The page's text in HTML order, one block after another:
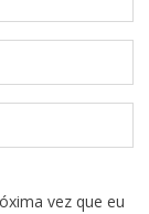
vez que eu